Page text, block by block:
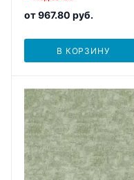
от967.80 руб.
В КОРЗИНУ